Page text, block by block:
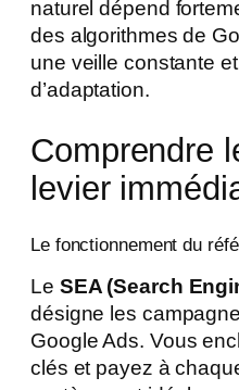
naturel dépend
des algorithmes de
une veille constante
d’adaptation.
Comprendre
levier
Le fonctionnement du
Le SEA (Search
désigne les
Google Ads. Vous
clés et payez à